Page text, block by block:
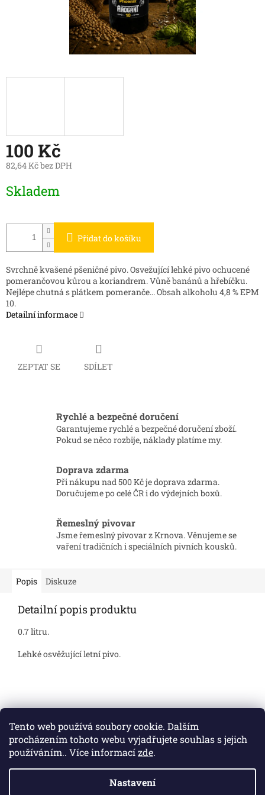
Tento web používá soubory cookie. Dalším
procházením tohoto webu vyjadřujete souhlas s jejich
používáním.. Více informacízde.
Nastavení
100 Kč
82,64 Kč bez DPH
cena:
Skladem
Přidat do košíku
Svrchně kvašené pšeničné pivo. Osvežující lehké pivo ochucené
pomerančovou kůrou a koriandrem. Vůně banánů a hřebíčku.
Nejlépe chutná s plátkem pomeranče... Obsah alkoholu 4,8 % EPM
10.
Detailní informace
ZEPTAT SE SDÍLET
Rychlé a bezpečné doručení
Garantujeme rychlé a bezpečné doručení zboží.
Pokud se něco rozbije, náklady platíme my.
Doprava zdarma
Při nákupu nad 500 Kč je doprava zdarma.
Doručujeme po celé ČR i do výdejních boxů.
Řemeslný pivovar
Jsme řemeslný pivovar z Krnova. Věnujeme se
vaření tradičních i speciálních pivních kousků.
Popis Diskuze
Detailní popis produktu
0.7 litru.
Lehké osvěžující letní pivo.
á